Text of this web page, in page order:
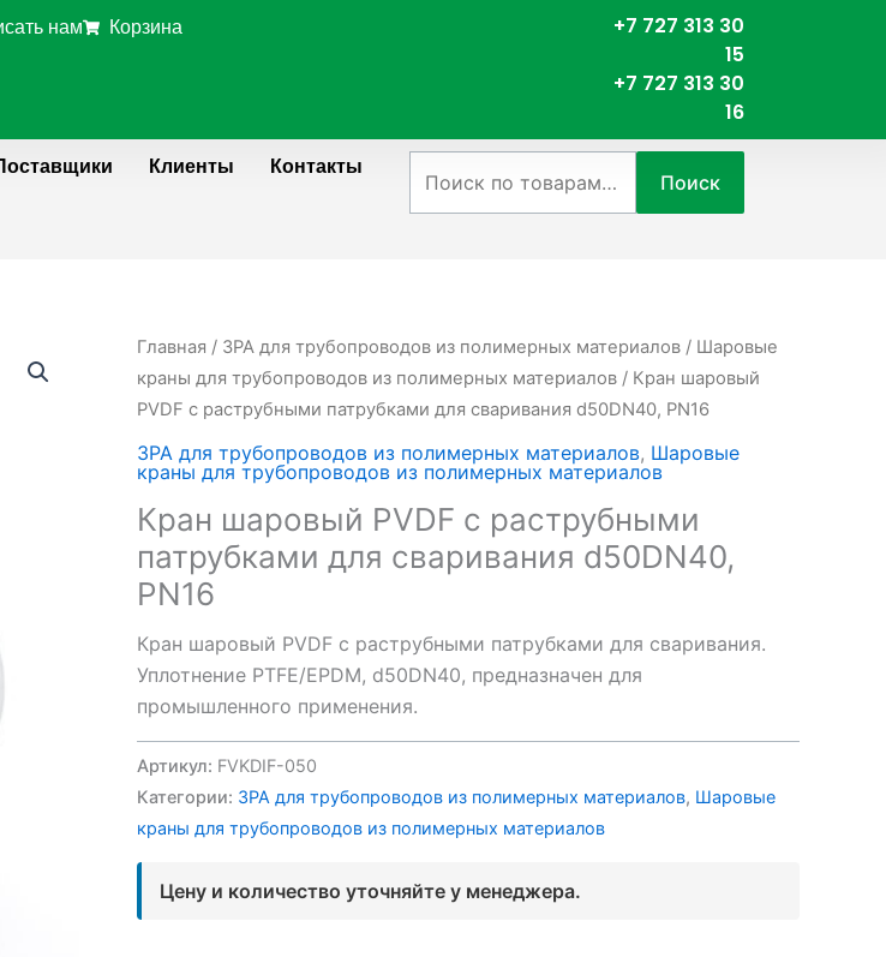
нам Корзина
+7 727 313 30
15
+7 727 313 30
16
Клиенты Контакты
Поиск
Главная / ЗРА для трубопроводов из полимерных материалов / Шаровые
краны для трубопроводов из полимерных материалов / Кран шаровый
PVDF c раструбными патрубками для сваривания d50DN40, PN16
ЗРА для трубопроводов из полимерных материалов, Шаровые
краны для трубопроводов из полимерных материалов
Кран шаровый PVDF c раструбными
патрубками для сваривания d50DN40,
PN16
Кран шаровый PVDF с раструбными патрубками для сваривания.
Уплотнение PTFE/EPDM, d50DN40, предназначен для
промышленного применения.
Артикул: FVKDIF-050
Категории: ЗРА для трубопроводов из полимерных материалов, Шаровые
краны для трубопроводов из полимерных материалов
Цену и количество уточняйте у менеджера.